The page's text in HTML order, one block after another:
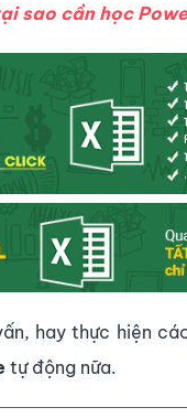
sao cần học
hay thực hiện
tự động nữa.